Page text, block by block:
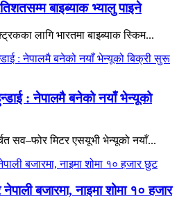
बाइब्याक भ्यालु पाइने
लागि भारतमा बाइब्याक स्किम...
हुन्डाई : नेपालमै बनेको नयाँ भेन्यूको
सव–फोर मिटर एसयूभी भेन्यूको नयाँ...
बजारमा, नाइमा शोमा १० हजार